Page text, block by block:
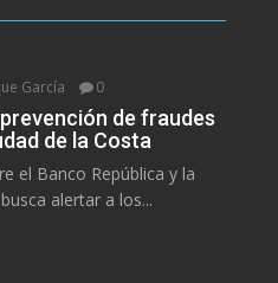
García 0
de fraudes
de la Costa
el Banco República y la
alertar a los...